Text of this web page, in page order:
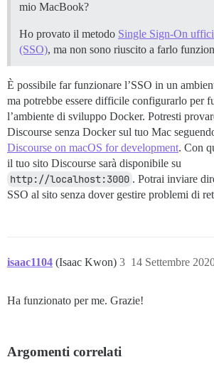
mio MacBook?
Ho provato il metodo Single Sign-On
(SSO), ma non sono riuscito a farlo
È possibile far funzionare l’SSO in un
ma potrebbe essere difficile configurarlo per
l’ambiente di sviluppo Docker. Potresti
Discourse senza Docker sul tuo Mac
Discourse on macOS for development. Con
il tuo sito Discourse sarà disponibile su
http://localhost:3000 . Potrai inviare
SSO al sito senza dover gestire problemi di
isaac1104 (Isaac Kwon) 14 Settembre
3
Ha funzionato per me. Grazie!
Argomenti correlati